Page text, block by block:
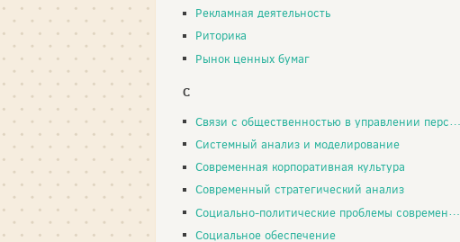
Рекламная деятельность
Риторика
Рынок ценных бумаг
С
Связи с общественностью в управлении персоналом
Системный анализ и моделирование
Современная корпоративная культура
Современный стратегический анализ
Социально-политические проблемы современности
Социальное обеспечение